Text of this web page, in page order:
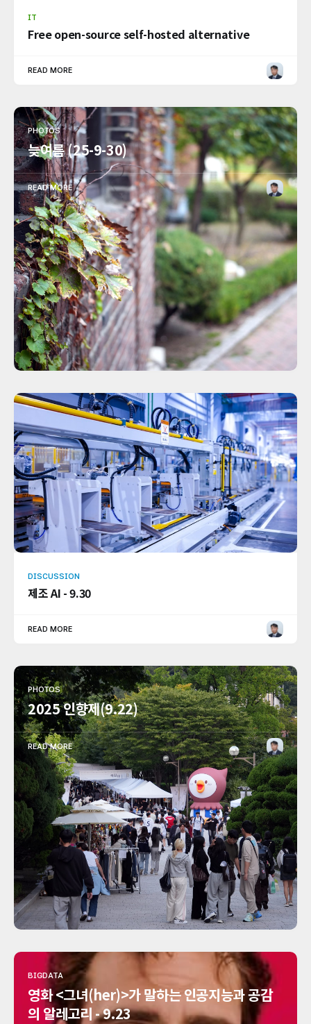
IT
Free open-source self-hosted alternative
READ MORE
PHOTOS
늦여름 (25-9-30)
READ MORE
DISCUSSION
제조 AI - 9.30
READ MORE
PHOTOS
2025 인향제(9.22)
READ MORE
BIGDATA
영화 <그녀(her)>가 말하는 인공지능과 공감
의 알레고리 - 9.23